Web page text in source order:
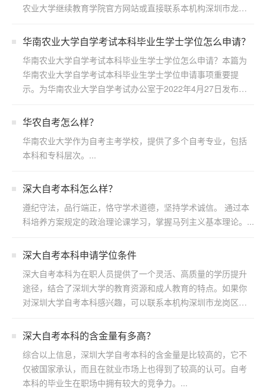
农业大学继续教育学院官方网站或直接联系本机构深圳市龙岗
华南农业大学自学考试本科毕业生学士学位怎么申请？
华南农业大学自学考试本科毕业生学士学位怎么申请？本篇为
华南农业大学自学考试本科毕业生学士学位申请事项重要提
示。为华南农业大学自学考试办公室于2022年4月27日发布，
华农自考怎么样？
华南农业大学作为自考主考学校，提供了多个自考专业，包括
本科和专科层次。...
深大自考本科怎么样？
遵纪守法，品行端正，恪守学术道德，坚持学术诚信。 通过本
科培养方案规定的政治理论课学习，掌握马列主义基本理论。...
深大自考本科申请学位条件
深大自考本科为在职人员提供了一个灵活、高质量的学历提升
途径，结合了深圳大学的教育资源和成人教育的特点。如果你
对深圳大学自考本科感兴趣，可以联系本机构深圳市龙岗区浩
​深大自考本科的含金量有多高？
综合以上信息，深圳大学自考本科的含金量是比较高的，它不
仅被国家承认，而且在就业市场上也得到了较高的认可。自考
本科的毕业生在职场中拥有较大的竞争力。...